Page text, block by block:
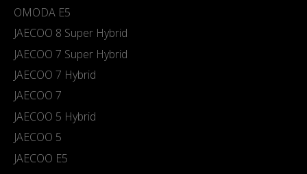
OMODA E5
JAECOO 8 Super Hybrid
JAECOO 7 Super Hybrid
JAECOO 7 Hybrid
JAECOO 7
JAECOO 5 Hybrid
JAECOO 5
JAECOO E5